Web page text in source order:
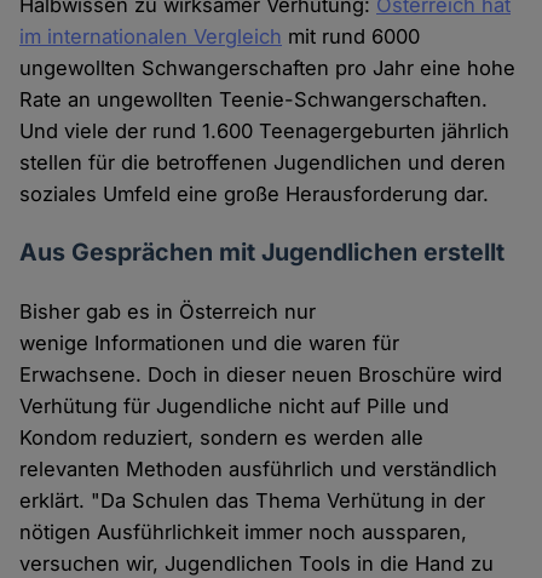
Halbwissen zu wirksamer Verhütung: Österreich hat
im internationalen Vergleich mit rund 6000
ungewollten Schwangerschaften pro Jahr eine hohe
Rate an ungewollten Teenie-Schwangerschaften.
Und viele der rund 1.600 Teenagergeburten jährlich
stellen für die betroffenen Jugendlichen und deren
soziales Umfeld eine große Herausforderung dar.
Aus Gesprächen mit Jugendlichen erstellt
Bisher gab es in Österreich nur
wenige Informationen und die waren für
Erwachsene. Doch in dieser neuen Broschüre wird
Verhütung für Jugendliche nicht auf Pille und
Kondom reduziert, sondern es werden alle
relevanten Methoden ausführlich und verständlich
erklärt. "Da Schulen das Thema Verhütung in der
nötigen Ausführlichkeit immer noch aussparen,
versuchen wir, Jugendlichen Tools in die Hand zu